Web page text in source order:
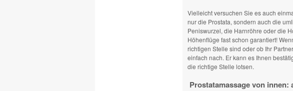
Vielleicht versuchen Sie es auch
nur die Prostata, sondern auch die
Peniswurzel, die Harnröhre oder die
Höhenflüge fast schon garantiert!
richtigen Stelle sind oder ob Ihr
einfach nach. Er kann es Ihnen
die richtige Stelle lotsen.
Prostatamassage von